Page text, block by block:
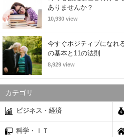
ありませんか？
10,930 view
今すぐポジティブになれ
の基本と11の法則
8,929 view
カテゴリ
ビジネス・経済
科学・ＩＴ